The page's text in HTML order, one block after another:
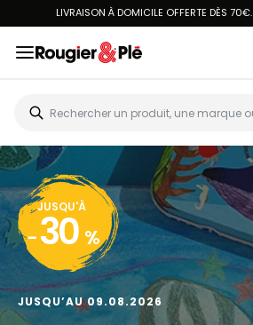
LIVRAISON À DOMICILE OFFERTE DÈS 70€.
JUSQU'À
- 30 %
JUSQU’AU 09.08.2026